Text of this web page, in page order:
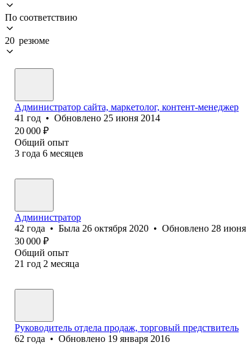
По соответствию
20 резюме
Администратор сайта, маркетолог, контент-менеджер
41 год • Обновлено 25 июня 2014
20 000 ₽
Общий опыт
3 года 6 месяцев
Администратор
42 года • Была 26 октября 2020 • Обновлено 28
30 000 ₽
Общий опыт
21 год 2 месяца
Руководитель отдела продаж, торговый предствитель
62 года • Обновлено 19 января 2016